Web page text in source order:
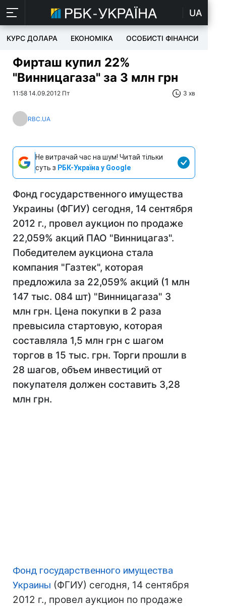
UA
КУРС ДОЛАРА ЕКОНОМІКА ОСОБИСТІ ФІНАНСИ
Фирташ купил 22%
"Винницагаза" за 3 млн грн
11:58 14.09.2012 Пт 3 хв
RBC.UA
Не витрачай час на шум! Читай тільки
суть з РБК-Україна у Google
Фонд государственного имущества
Украины (ФГИУ) сегодня, 14 сентября
2012 г., провел аукцион по продаже
22,059% акций ПАО "Винницагаз".
Победителем аукциона стала
компания "Газтек", которая
предложила за 22,059% акций (1 млн
147 тыс. 084 шт) "Винницагаза" 3
млн грн. Цена покупки в 2 раза
превысила стартовую, которая
составляла 1,5 млн грн с шагом
торгов в 15 тыс. грн. Торги прошли в
28 шагов, объем инвестиций от
покупателя должен составить 3,28
млн грн.
Фонд государственного имущества
Украины (ФГИУ) сегодня, 14 сентября
2012 г., провел аукцион по продаже